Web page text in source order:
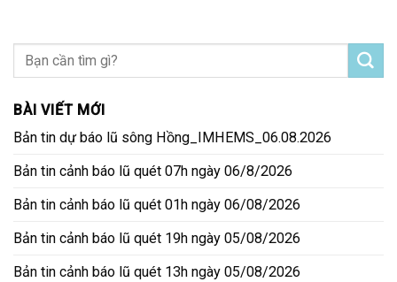
BÀI VIẾT MỚI
Bản tin dự báo lũ sông Hồng_IMHEMS_06.08.2026
Bản tin cảnh báo lũ quét 07h ngày 06/8/2026
Bản tin cảnh báo lũ quét 01h ngày 06/08/2026
Bản tin cảnh báo lũ quét 19h ngày 05/08/2026
Bản tin cảnh báo lũ quét 13h ngày 05/08/2026